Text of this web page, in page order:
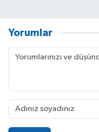
Yorumlar